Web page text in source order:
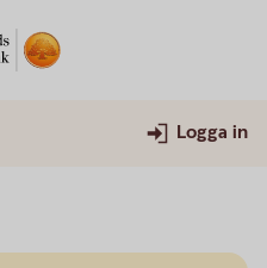
Logga in